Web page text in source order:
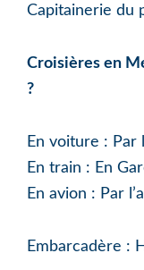
Capitainerie du
Croisières en
?
En voiture : Par
En train : En
En avion : Par
Embarcadère :